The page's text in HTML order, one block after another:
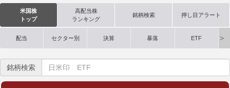
米国株
トップ
高配当株
ランキング
銘柄検索 押し目アラート
配当 セクター別 決算 暴落 ETF
銘柄検索